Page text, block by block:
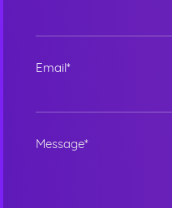
Email*
Message*